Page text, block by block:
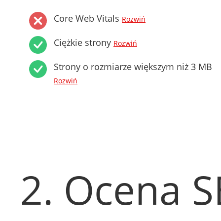
Core Web Vitals Rozwiń
Ciężkie strony Rozwiń
Strony o rozmiarze większym niż 3 MB
Rozwiń
2. Ocena